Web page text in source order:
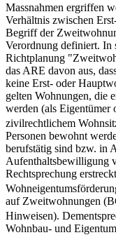
Massnahmen ergriffen
Verhältnis zwischen
Begriff der
Verordnung definiert. In
Richtplanung
das ARE davon aus,
keine Erst- oder
gelten Wohnungen, die
werden (als Eigentümer
zivilrechtlichem
Personen bewohnt
berufstätig sind bzw. in
Aufenthaltsbewilligung
Rechtsprechung
auf Zweitwohnungen
Hinweisen).
Wohnbau- und